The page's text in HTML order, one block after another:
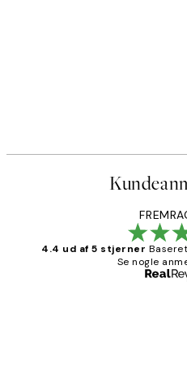
4.4 ud af 5 stjerner
Se nogle